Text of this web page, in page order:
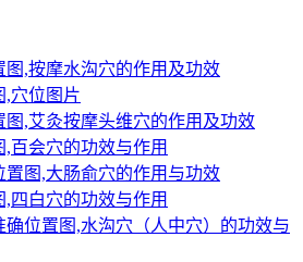
图,按摩水沟穴的作用及功效
,穴位图片
图,艾灸按摩头维穴的作用及功效
百会穴的功效与作用
置图,大肠俞穴的作用与功效
四白穴的功效与作用
确位置图,水沟穴（人中穴）的功效与